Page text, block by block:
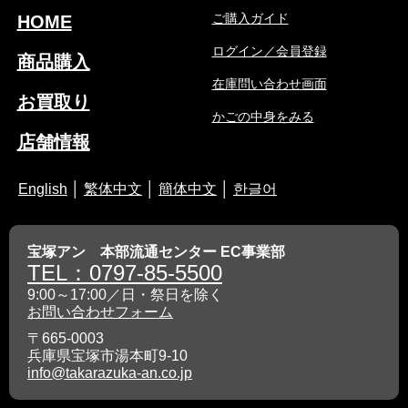
HOME
商品購入
お買取り
店舗情報
ご購入ガイド
ログイン／会員登録
在庫問い合わせ画面
かごの中身をみる
English 繁体中文 簡体中文 한글어
宝塚アン 本部流通センター EC事業部
TEL：0797-85-5500
9:00～17:00／日・祭日を除く
お問い合わせフォーム
〒665-0003
兵庫県宝塚市湯本町9-10
info@takarazuka-an.co.jp